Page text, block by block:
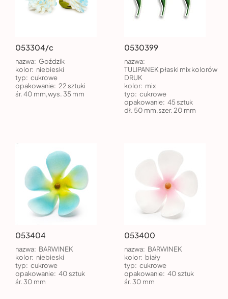
053304/c
nazwa: Goździk
kolor: niebieski
typ: cukrowe
opakowanie: 22 sztuki
śr. 40 mm,wys. 35 mm
0530399
nazwa:
TULIPANEK płaski mix kolorów
DRUK
kolor: mix
typ: cukrowe
opakowanie: 45 sztuk
dł. 50 mm,szer. 20 mm
053404
nazwa: BARWINEK
kolor: niebieski
typ: cukrowe
opakowanie: 40 sztuk
śr. 30 mm
053400
nazwa: BARWINEK
kolor: biały
typ: cukrowe
opakowanie: 40 sztuk
śr. 30 mm